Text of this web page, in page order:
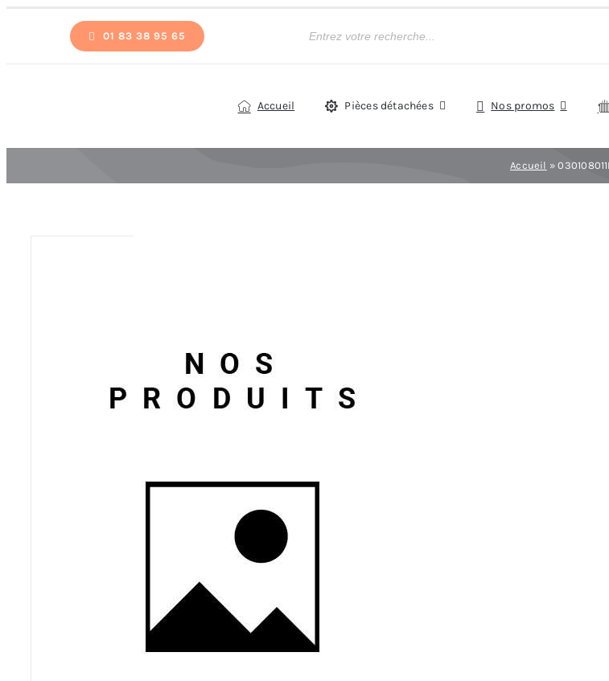
01 83 38 95 65
de
Accueil Pièces détachées Nos promos
Accueil »